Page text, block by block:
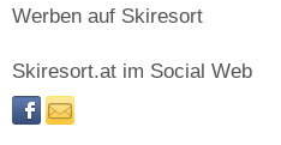
Werben auf Skiresort
Skiresort.at im Social Web
facebooknewsletter